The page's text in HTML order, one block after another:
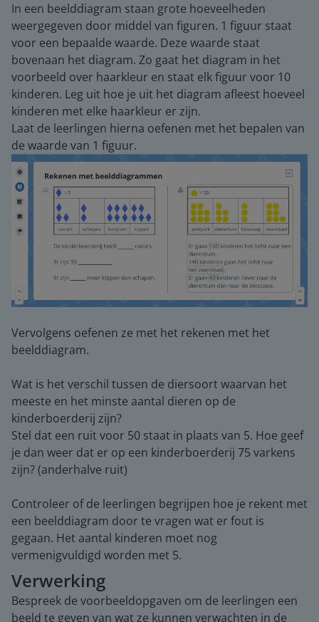
In een beelddiagram staan grote hoeveelheden
weergegeven door middel van figuren. 1 figuur staat
voor een bepaalde waarde. Deze waarde staat
bovenaan het diagram. Zo gaat het diagram in het
voorbeeld over haarkleur en staat elk figuur voor 10
kinderen. Leg uit hoe je uit het diagram afleest hoeveel
kinderen met elke haarkleur er zijn.
Laat de leerlingen hierna oefenen met het bepalen van
de waarde van 1 figuur.
Vervolgens oefenen ze met het rekenen met het
beelddiagram.
Wat is het verschil tussen de diersoort waarvan het
meeste en het minste aantal dieren op de
kinderboerderij zijn?
Stel dat een ruit voor 50 staat in plaats van 5. Hoe geef
je dan weer dat er op een kinderboerderij 75 varkens
zijn? (anderhalve ruit)
Controleer of de leerlingen begrijpen hoe je rekent met
een beelddiagram door te vragen wat er fout is
gegaan. Het aantal kinderen moet nog
vermenigvuldigd worden met 5.
Verwerking
Bespreek de voorbeeldopgaven om de leerlingen een
beeld te geven van wat ze kunnen verwachten in de